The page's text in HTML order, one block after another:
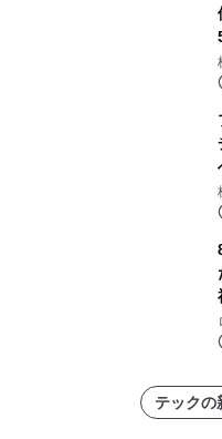
テックの